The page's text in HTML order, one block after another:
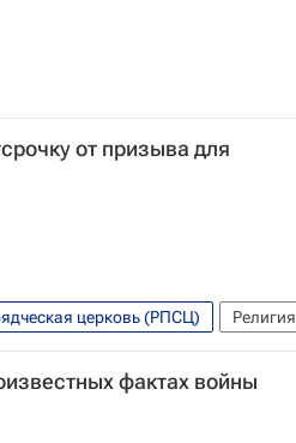
от призыва для
церковь (РПСЦ)
Религия
Призыв
старообрядцы
фактах войны